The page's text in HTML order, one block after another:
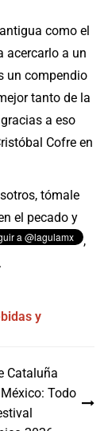
como el
acercarlo a un
un compendio
tanto de la
a eso
Cofre en
tómale
el pecado y
,
.
y
Cataluña
Todo